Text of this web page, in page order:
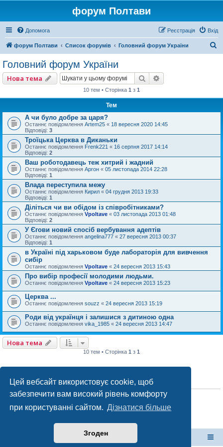
Цей вебсайт використовує cookie, щоб
забезпечити вам високий рівень комфорту
при користуванні сайтом. Дізнатися більше
Згоден
форум Полтави
Допомога Вхід
Реєстрація
форум Полтави Список форумів Головний форум України
Головний форум України
Нова тема Пошук
10 тем • Сторінка 1 з 1
Тем
А чи було добре за царя?
Останнє повідомлення Artem25 « 18 вересня 2020 14:45
Відповіді: 3
Троїцька Церква в Диканьки
Останнє повідомлення Frenk221 « 16 серпня 2017 14:14
Відповіді: 2
Ваш роботодавець теж хитрий і жадний
Останнє повідомлення Аргон « 05 листопада 2014 22:28
Відповіді: 1
Влада переступила межу
Останнє повідомлення Кирил « 04 грудня 2013 19:33
Відповіді: 1
Діліться чи ви обідом із співробітниками?
Останнє повідомлення Vpoltave « 03 листопада 2013 01:48
Відповіді: 2
У Єгови новий спосіб вербування адептів
Останнє повідомлення angelina777 « 27 вересня 2013 00:37
Відповіді: 1
в Україні під харьковом буде лабораторія для вивчення
сибір
Останнє повідомлення Vpoltave « 24 вересня 2013 15:43
Про вибір професії молодими людьми.
Останнє повідомлення Vpoltave « 24 вересня 2013 15:23
Церква ...
Останнє повідомлення souzz « 24 вересня 2013 15:19
Роди від українця і залишися з дитиною одна
Останнє повідомлення vika_1985 « 24 вересня 2013 14:47
Нова тема
10 тем • Сторінка 1 з 1
ПРАВА ДОСТУПУ
Вине можетестворювати нові теми у цьому форумі
не можетередагувати ваші повідомлення у цьому форумі
додавати файли у цьому форумі
Список форумів